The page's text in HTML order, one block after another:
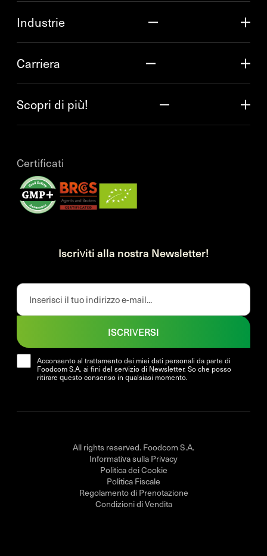
Industrie
Carriera
Scopri di più!
Certificati
Iscriviti alla nostra Newsletter!
Acconsento al trattamento dei miei dati personali da parte di
Foodcom S.A. ai fini del servizio di Newsletter. So che posso
ritirare questo consenso in qualsiasi momento.
ISCRIVERSI
All rights reserved. Foodcom S.A.
Informativa sulla Privacy
Politica dei Cookie
Politica Fiscale
Regolamento di Prenotazione
Condizioni di Vendita